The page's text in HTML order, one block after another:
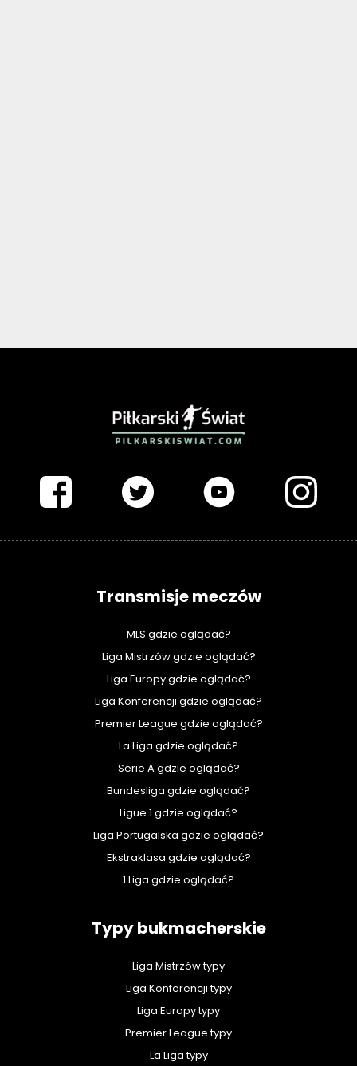
Transmisje meczów
MLS gdzie oglądać?
Liga Mistrzów gdzie oglądać?
Liga Europy gdzie oglądać?
Liga Konferencji gdzie oglądać?
Premier League gdzie oglądać?
La Liga gdzie oglądać?
Serie A gdzie oglądać?
Bundesliga gdzie oglądać?
Ligue 1 gdzie oglądać?
Liga Portugalska gdzie oglądać?
Ekstraklasa gdzie oglądać?
1 Liga gdzie oglądać?
Typy bukmacherskie
Liga Mistrzów typy
Liga Konferencji typy
Liga Europy typy
Premier League typy
La Liga typy